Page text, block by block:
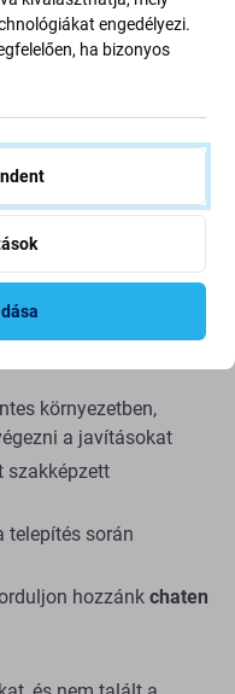
a
Ha többet szeretne
blogunkat, ahol
szerszámok
a csatlakozók
alkatrész
környezetben,
a javításokat
szakképzett
telepítés során
hozzánk chaten
engedélyezi.
ha bizonyos